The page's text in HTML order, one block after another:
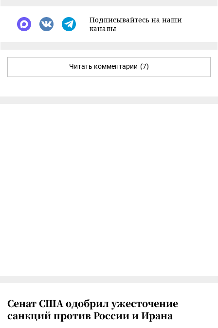
Подписывайтесь на наши
каналы
Читать комментарии (7)
Сенат США одобрил ужесточение
санкций против России и Ирана